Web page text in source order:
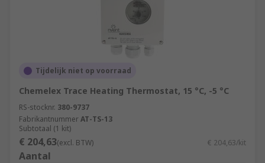
Tijdelijk niet op voorraad
Chemelex Trace Heating Thermostat, 15 °C, -5 °C
RS-stocknr. 380-9737
FabrikantnummerAT-TS-13
Subtotaal (1 kit)
€ 204,63(excl. BTW) € 204,63/kit
Aantal